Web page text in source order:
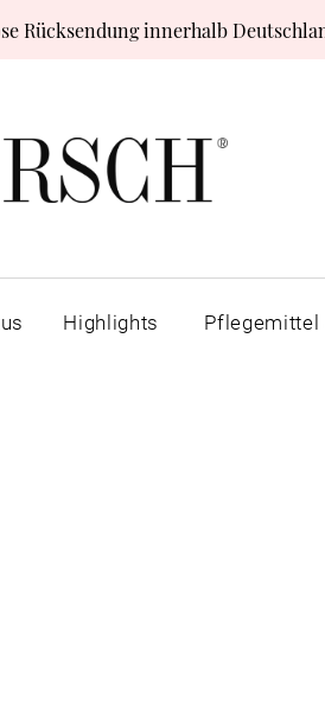
Rücksendung innerhalb
Highlights Pflegemittel